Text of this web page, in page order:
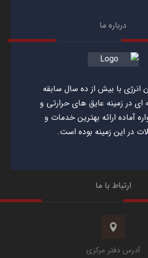
درباره ما
انرژی با بیش از ده سال سابقه
ای در زمینه عایق های حرارتی و
آماده ارائه بهترین خدمات و
در این زمینه بوده است.
ارتباط با ما
آدرس دفتر مرکزی